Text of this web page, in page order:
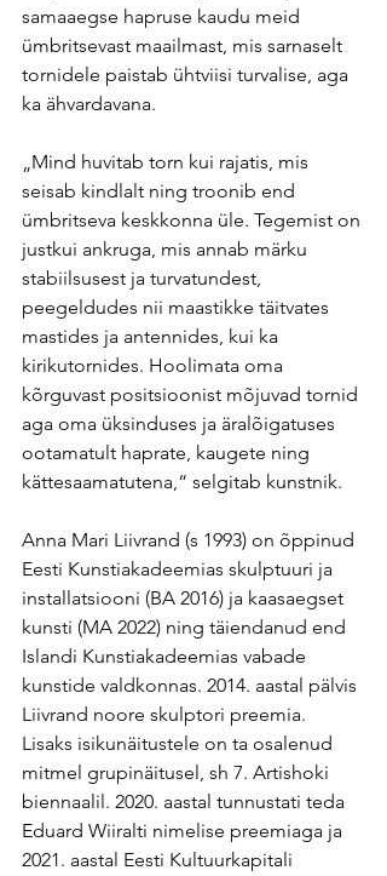
samaaegse hapruse kaudu meid
ümbritsevast maailmast, mis sarnaselt
tornidele paistab ühtviisi turvalise, aga
ka ähvardavana.
„Mind huvitab torn kui rajatis, mis
seisab kindlalt ning troonib end
ümbritseva keskkonna üle. Tegemist on
justkui ankruga, mis annab märku
stabiilsusest ja turvatundest,
peegeldudes nii maastikke täitvates
mastides ja antennides, kui ka
kirikutornides. Hoolimata oma
kõrguvast positsioonist mõjuvad tornid
aga oma üksinduses ja äralõigatuses
ootamatult haprate, kaugete ning
kättesaamatutena,“ selgitab kunstnik.
Anna Mari Liivrand (s 1993) on õppinud
Eesti Kunstiakadeemias skulptuuri ja
installatsiooni (BA 2016) ja kaasaegset
kunsti (MA 2022) ning täiendanud end
Islandi Kunstiakadeemias vabade
kunstide valdkonnas. 2014. aastal pälvis
Liivrand noore skulptori preemia.
Lisaks isikunäitustele on ta osalenud
mitmel grupinäitusel, sh 7. Artishoki
biennaalil. 2020. aastal tunnustati teda
Eduard Wiiralti nimelise preemiaga ja
2021. aastal Eesti Kultuurkapitali